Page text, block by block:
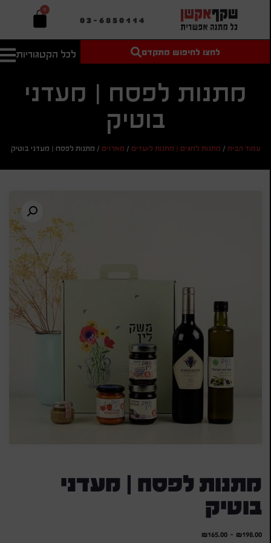
03-6850114
0
לכל הקטגוריות
טקסט חופשי
מחיר מיני'
אישית
לחצו לחיפוש מתקדם
מתנות לפסח | מעדני
בוטיק
עמוד הבית/ מתנות לחגים | מתנות לועדים/ מארזים/ מתנות לפסח | מעדני בוטיק
מתנות לפסח | מעדני
בוטיק
₪198.00
-
₪165.00